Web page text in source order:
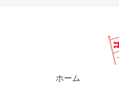
ホーム